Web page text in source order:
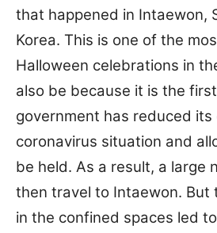
that happened in Intaewon,
Korea. This is one of the
Halloween celebrations in
also be because it is the
government has reduced
coronavirus situation and
be held. As a result, a large
then travel to Intaewon. But
in the confined spaces led